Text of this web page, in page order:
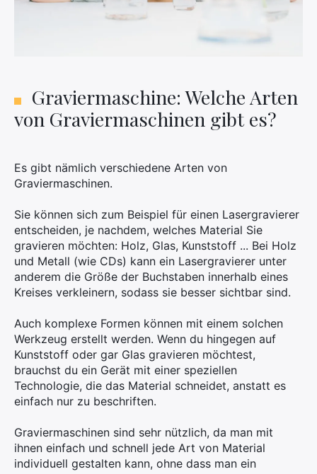
Graviermaschine: Welche Arten
von Graviermaschinen gibt es?
Es gibt nämlich verschiedene Arten von
Graviermaschinen.
Sie können sich zum Beispiel für einen Lasergravierer
entscheiden, je nachdem, welches Material Sie
gravieren möchten: Holz, Glas, Kunststoff ... Bei Holz
und Metall (wie CDs) kann ein Lasergravierer unter
anderem die Größe der Buchstaben innerhalb eines
Kreises verkleinern, sodass sie besser sichtbar sind.
Auch komplexe Formen können mit einem solchen
Werkzeug erstellt werden. Wenn du hingegen auf
Kunststoff oder gar Glas gravieren möchtest,
brauchst du ein Gerät mit einer speziellen
Technologie, die das Material schneidet, anstatt es
einfach nur zu beschriften.
Graviermaschinen sind sehr nützlich, da man mit
ihnen einfach und schnell jede Art von Material
individuell gestalten kann, ohne dass man ein